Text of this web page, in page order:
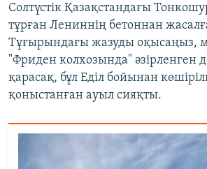
Солтүстік Қазақстандағы
тұрған Лениннің бетоннан
Тұғырындағы жазуды оқысаңыз,
"Фриден колхозында" әзірленген
қарасақ, бұл Еділ бойынан
қоныстанған ауыл сияқты.